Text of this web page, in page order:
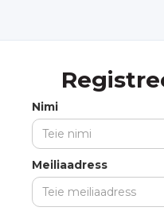
Nimi
Meiliaadress